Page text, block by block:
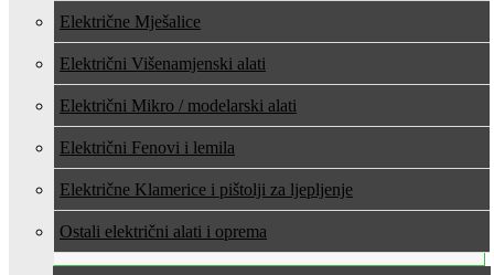
Električne Mješalice
Električni Višenamjenski alati
Električni Mikro / modelarski alati
Električni Fenovi i lemila
Električne Klamerice i pištolji za ljepljenje
Ostali električni alati i oprema